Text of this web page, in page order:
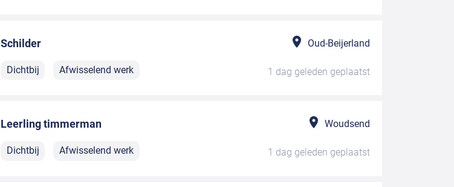
Schilder Oud-Beijerland
Dichtbij Afwisselend werk 1 dag geleden geplaatst
Leerling timmerman Woudsend
Dichtbij Afwisselend werk 1 dag geleden geplaatst